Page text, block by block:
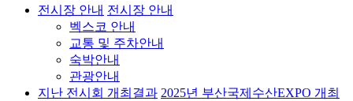
전시장 안내 전시장 안내
벡스코 안내
교통 및 주차안내
숙박안내
관광안내
지난 전시회 개최결과 2025년 부산국제수산EXPO 개최